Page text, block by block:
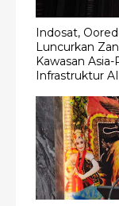
Indosat,
Luncurkan
Kawasan
Infrastruktur